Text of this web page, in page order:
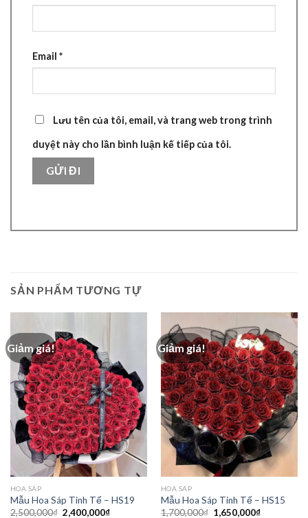
Email *
Lưu tên của tôi, email, và trang web trong trình
duyệt này cho lần bình luận kế tiếp của tôi.
SẢN PHẨM TƯƠNG TỰ
Giảm giá!
HOA SÁP
Mẫu Hoa Sáp Tinh Tế – HS19
2,500,000₫ Giá
2,400,000₫Giá
Giảm giá!
HOA SÁP
Mẫu Hoa Sáp Tinh Tế – HS15
1,700,000₫ Giá
1,650,000₫Giá